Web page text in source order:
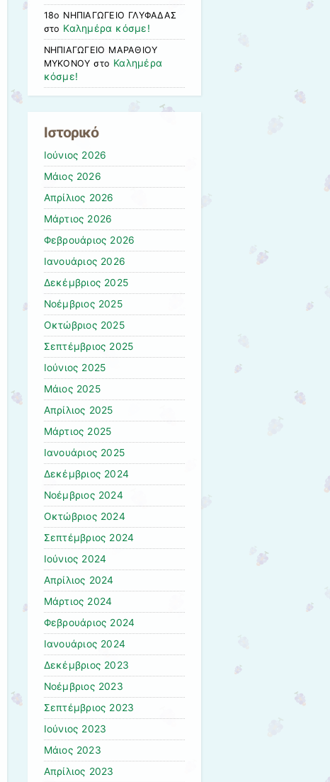
18ο ΝΗΠΙΑΓΩΓΕΙΟ ΓΛΥΦΑΔΑΣ
στο Καλημέρα κόσμε!
ΝΗΠΙΑΓΩΓΕΙΟ ΜΑΡΑΘΙΟΥ
ΜΥΚΟΝΟΥ στο Καλημέρα
κόσμε!
Ιστορικό
Ιούνιος 2026
Μάιος 2026
Απρίλιος 2026
Μάρτιος 2026
Φεβρουάριος 2026
Ιανουάριος 2026
Δεκέμβριος 2025
Νοέμβριος 2025
Οκτώβριος 2025
Σεπτέμβριος 2025
Ιούνιος 2025
Μάιος 2025
Απρίλιος 2025
Μάρτιος 2025
Ιανουάριος 2025
Δεκέμβριος 2024
Νοέμβριος 2024
Οκτώβριος 2024
Σεπτέμβριος 2024
Ιούνιος 2024
Απρίλιος 2024
Μάρτιος 2024
Φεβρουάριος 2024
Ιανουάριος 2024
Δεκέμβριος 2023
Νοέμβριος 2023
Σεπτέμβριος 2023
Ιούνιος 2023
Μάιος 2023
Απρίλιος 2023